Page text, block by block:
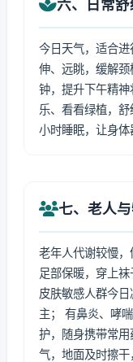
六、日常
今日天气，适合
伸、远眺，缓解
钟，提升下午精
乐、看看绿植，
小时睡眠，让身体
七、老人
老年人代谢较慢，
足部保暖，穿上袜
皮肤敏感人群今
主； 有鼻炎、哮
护，随身携带常
气，地面及时擦干